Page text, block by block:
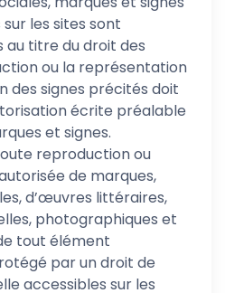
les sites sont
titre du droit des
ou la représentation
des signes précités doit
écrite préalable
et signes.
reproduction ou
de marques,
d’œuvres littéraires,
photographiques et
tout élément
par un droit de
accessibles sur les